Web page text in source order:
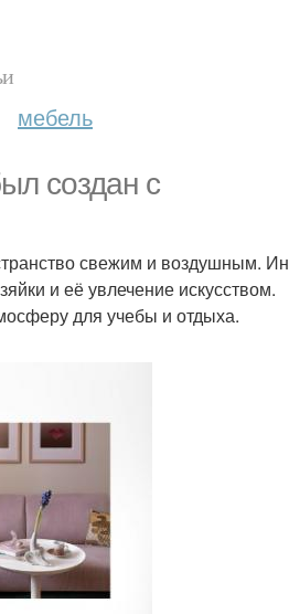
мебель
создан с
свежим и воздушным.
и её увлечение искусством.
для учебы и отдыха.